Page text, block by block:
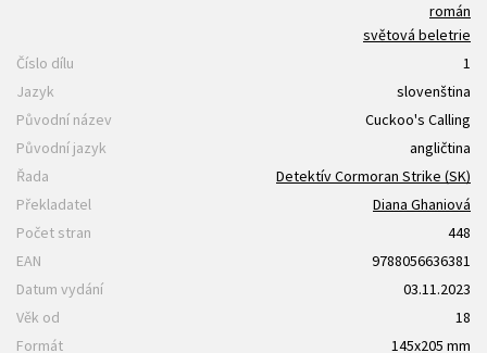
román
světová beletrie
Číslo dílu
1
Jazyk
slovenština
Původní název
Cuckoo's Calling
Původní jazyk
angličtina
Řada
Detektív Cormoran Strike (SK)
Překladatel
Diana Ghaniová
Počet stran
448
EAN
9788056636381
Datum vydání
03.11.2023
Věk od
18
Formát
145x205 mm